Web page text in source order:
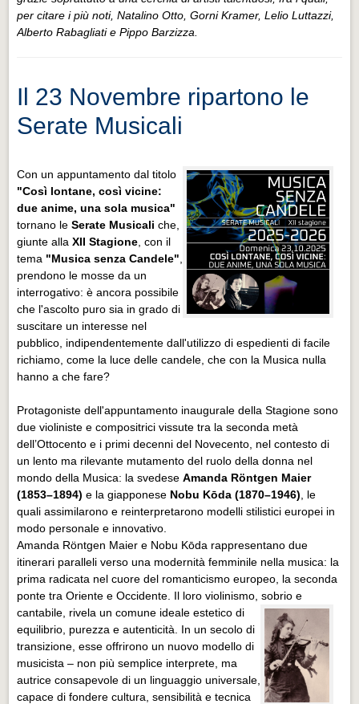
per citare i più noti, Natalino Otto, Gorni Kramer, Lelio Luttazzi,
Alberto Rabagliati e Pippo Barzizza.
Il 23 Novembre ripartono le
Serate Musicali
Con un appuntamento dal titolo
"Così lontane, così vicine:
due anime, una sola musica"
tornano leSerate Musicali che,
giunte allaXII Stagione , con il
tema "Musica senza Candele"
prendono le mosse da un
interrogativo: è ancora possibile
che l'ascolto puro sia in grado di
suscitare un interesse nel
pubblico, indipendentemente dall'utilizzo di espedienti di facile
richiamo, come la luce delle candele, che con la Musica nulla
hanno a che fare?
Protagoniste dell'appuntamento inaugurale della Stagione sono
due violiniste e compositrici vissute tra la seconda metà
dell’Ottocento e i primi decenni del Novecento, nel contesto di
un lento ma rilevante mutamento del ruolo della donna nel
mondo della Musica: la svedeseAmanda Röntgen Maier
(1853–1894) e la giapponese Nobu Kōda (1870–1946) , le
quali assimilarono e reinterpretarono modelli stilistici europei in
modo personale e innovativo.
Amanda Röntgen Maier e Nobu Kōda rappresentano due
itinerari paralleli verso una modernità femminile nella musica: la
prima radicata nel cuore del romanticismo europeo, la seconda
ponte tra Oriente e Occidente. Il loro violinismo, sobrio e
cantabile, rivela un comune ideale estetico di
equilibrio, purezza e autenticità. In un secolo di
transizione, esse offrirono un nuovo modello di
musicista – non più semplice interprete, ma
autrice consapevole di un linguaggio universale,
capace di fondere cultura, sensibilità e tecnica